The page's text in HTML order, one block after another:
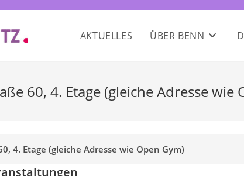
AKTUELLES ÜBER BENN
60, 4. Etage (gleiche Adresse wie
4. Etage (gleiche Adresse wie Open Gym)